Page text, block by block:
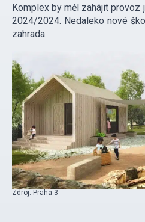
Komplex by měl zahájit provoz
2024/2024. Nedaleko nové
zahrada.
Zdroj: Praha 3